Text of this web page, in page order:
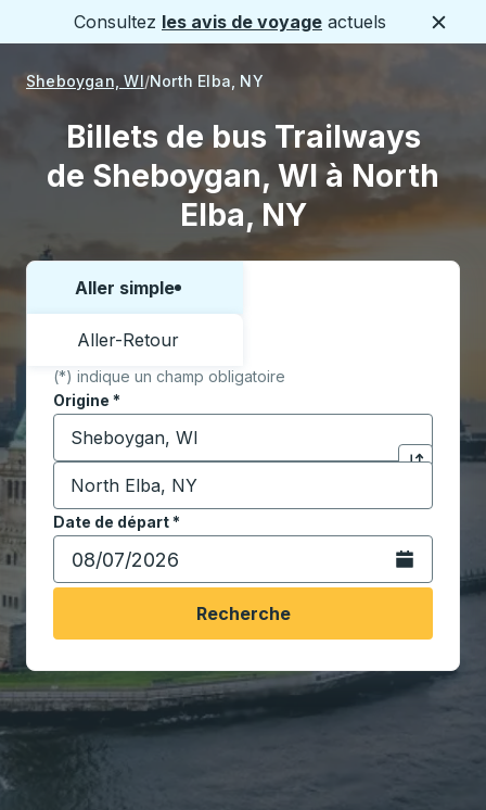
Consultez les avis de voyage actuels
Sheboygan, WI North Elba, NY
Billets de bus Trailways
de Sheboygan, WI à North
Elba, NY
Choisissez un sens ou un aller-retour:
Aller simple
Aller-Retour
(*) indique un champ obligatoire
Origine *
Commencez à saisir la ville d'origine pour ouvrir
Cliquez
Destination*
Commencez à saisir la ville de destination pour
Date de départ*
Tapez la date au format date Barre oblique du mois à
Ouvrez le
Recherche
Voyager en toute simplicité avec